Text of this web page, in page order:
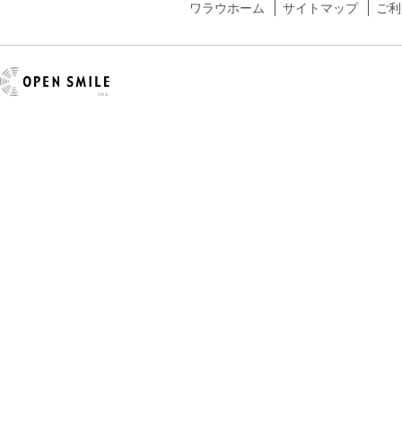
ワラウホーム サイトマップ ご